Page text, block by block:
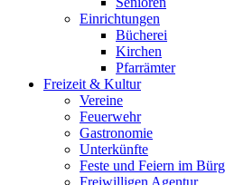
Einrichtungen
Bücherei
Kirchen
Pfarrämter
Freizeit & Kultur
Vereine
Feuerwehr
Gastronomie
Unterkünfte
Feste und Feiern im
Freiwilligen Agentur